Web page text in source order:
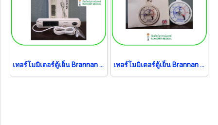
เทอร์โมมิเตอร์ตู้เย็น Brannan ดิจิตอล (อังกฤษ) เทอร์โมมิเตอร์ตู้เย็น Brannan ทรงกลม (อังกฤษ)